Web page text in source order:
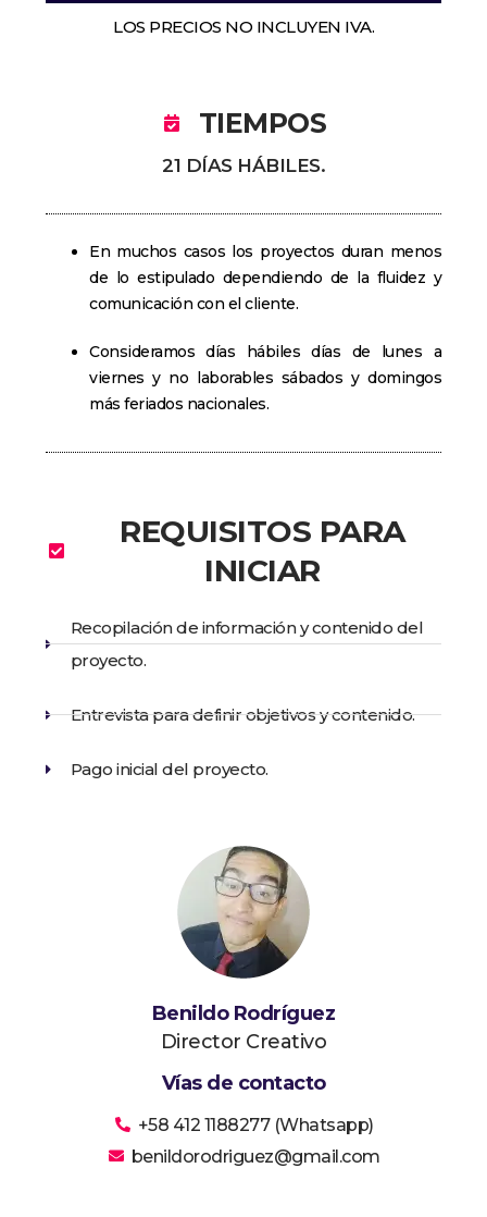
LOS PRECIOS NO INCLUYEN IVA.
TIEMPOS
21 DÍAS HÁBILES.
En muchos casos los proyectos duran menos
de lo estipulado dependiendo de la fluidez y
comunicación con el cliente.
Consideramos días hábiles días de lunes a
viernes y no laborables sábados y domingos
más feriados nacionales.
REQUISITOS PARA
INICIAR
Recopilación de información y contenido del
proyecto.
Entrevista para definir objetivos y contenido.
Pago inicial del proyecto.
Benildo Rodríguez
Director Creativo
Vías de contacto
+58 412 1188277 (Whatsapp)
benildorodriguez@gmail.com